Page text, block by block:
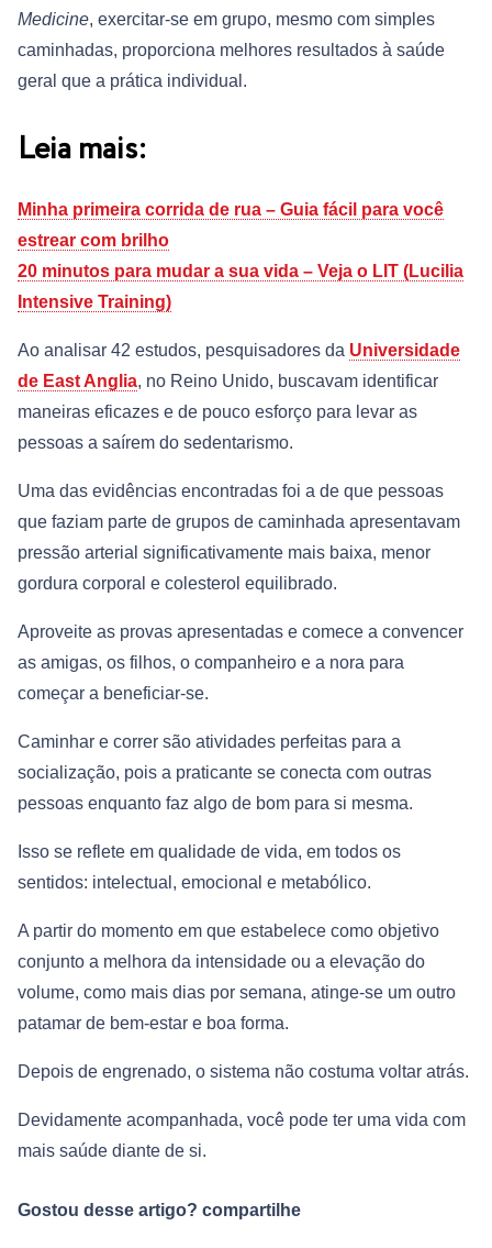
Medicine, exercitar-se em grupo, mesmo com simples
caminhadas, proporciona melhores resultados à saúde
geral que a prática individual.
Leia mais:
Minha primeira corrida de rua – Guia fácil para você
estrear com brilho
20 minutos para mudar a sua vida – Veja o LIT (Lucilia
Intensive Training)
Ao analisar 42 estudos, pesquisadores da Universidade
de East Anglia, no Reino Unido, buscavam identificar
maneiras eficazes e de pouco esforço para levar as
pessoas a saírem do sedentarismo.
Uma das evidências encontradas foi a de que pessoas
que faziam parte de grupos de caminhada apresentavam
pressão arterial significativamente mais baixa, menor
gordura corporal e colesterol equilibrado.
Aproveite as provas apresentadas e comece a convencer
as amigas, os filhos, o companheiro e a nora para
começar a beneficiar-se.
Caminhar e correr são atividades perfeitas para a
socialização, pois a praticante se conecta com outras
pessoas enquanto faz algo de bom para si mesma.
Isso se reflete em qualidade de vida, em todos os
sentidos: intelectual, emocional e metabólico.
A partir do momento em que estabelece como objetivo
conjunto a melhora da intensidade ou a elevação do
volume, como mais dias por semana, atinge-se um outro
patamar de bem-estar e boa forma.
Depois de engrenado, o sistema não costuma voltar atrás.
Devidamente acompanhada, você pode ter uma vida com
mais saúde diante de si.
Gostou desse artigo? compartilhe